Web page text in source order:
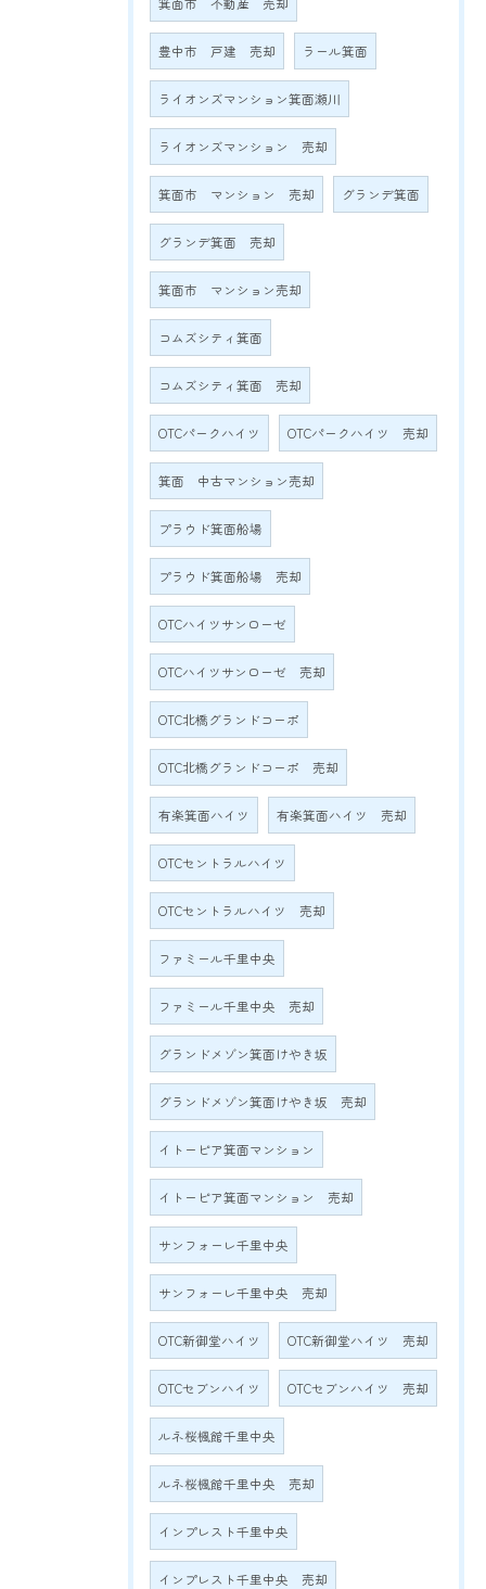
豊中市 戸建 売却 ラール箕面
ライオンズマンション箕面瀬川
ライオンズマンション 売却
箕面市 マンション 売却 グランデ箕面
グランデ箕面 売却
箕面市 マンション売却
コムズシティ箕面
コムズシティ箕面 売却
OTCパークハイツ OTCパークハイツ 売却
箕面 中古マンション売却
プラウド箕面船場
プラウド箕面船場 売却
OTCハイツサンローゼ
OTCハイツサンローゼ 売却
OTC北橋グランドコーポ
OTC北橋グランドコーポ 売却
有楽箕面ハイツ 有楽箕面ハイツ 売却
OTCセントラルハイツ
OTCセントラルハイツ 売却
ファミール千里中央
ファミール千里中央 売却
グランドメゾン箕面けやき坂
グランドメゾン箕面けやき坂 売却
イトーピア箕面マンション
イトーピア箕面マンション 売却
サンフォーレ千里中央
サンフォーレ千里中央 売却
OTC新御堂ハイツ OTC新御堂ハイツ 売却
OTCセブンハイツ OTCセブンハイツ 売却
ルネ桜楓館千里中央
ルネ桜楓館千里中央 売却
インプレスト千里中央
インプレスト千里中央 売却